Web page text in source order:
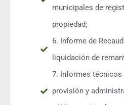
municipales de
propiedad;
6. Informe de
liquidación de
7. Informes técnicos
provisión y